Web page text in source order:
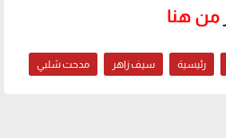
من هنا
رئيسية سيف زاهر مدحت شلبي